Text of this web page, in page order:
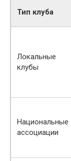
Тип клуба
Локальные
клубы
Национальные
ассоциации